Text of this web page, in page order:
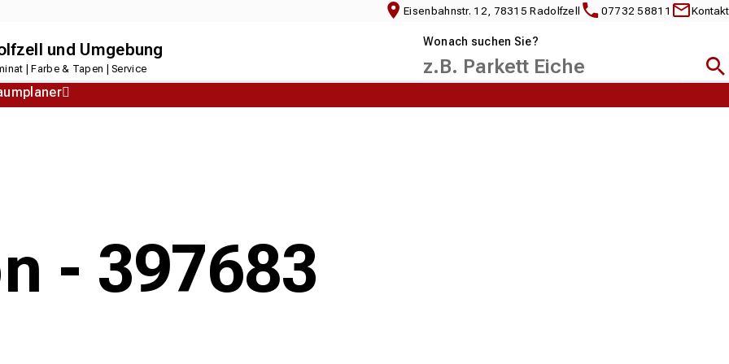
Eisenbahnstr. 12, 78315 Radolfzell 07732 58811 Kontakt
und Umgebung
| Farbe & Tapen | Service
Wonach suchen Sie?
- 397683